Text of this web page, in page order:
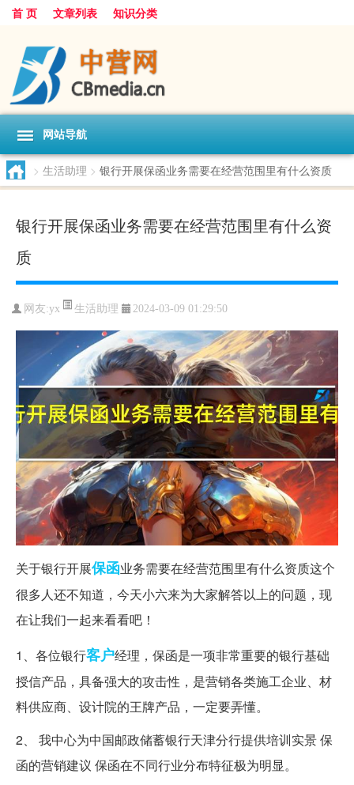
首 页 文章列表 知识分类
网站导航
> 生活助理 > 银行开展保函业务需要在经营范围里有什么资质
银行开展保函业务需要在经营范围里有什么资
质
网友:yx 生活助理 2024-03-09 01:29:50
关于银行开展保函业务需要在经营范围里有什么资质这个
很多人还不知道，今天小六来为大家解答以上的问题，现
在让我们一起来看看吧！
1、各位银行客户经理，保函是一项非常重要的银行基础
授信产品，具备强大的攻击性，是营销各类施工企业、材
料供应商、设计院的王牌产品，一定要弄懂。
2、 我中心为中国邮政储蓄银行天津分行提供培训实景 保
函的营销建议 保函在不同行业分布特征极为明显。